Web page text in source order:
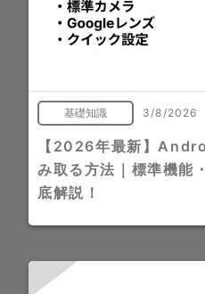
基礎知識 3/8/2026
【2026年最新】
み取る方法｜標準機能
底解説！